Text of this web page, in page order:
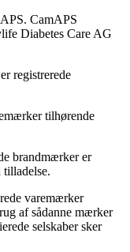
CamAPS
Diabetes Care AG
registrerede
tilhørende
brandmærker er
varemærker
af sådanne mærker
selskaber sker